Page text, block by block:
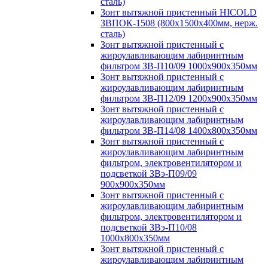
Зонт вытяжной пристенный HICOLD
ЗВПОК-1508 (800х1500х400мм, нерж.
сталь)
Зонт вытяжной пристенный с
жироулавливающим лабиринтным
фильтром ЗВ-П10/09 1000х900х350мм
Зонт вытяжной пристенный с
жироулавливающим лабиринтным
фильтром ЗВ-П12/09 1200х900х350мм
Зонт вытяжной пристенный с
жироулавливающим лабиринтным
фильтром ЗВ-П14/08 1400х800х350мм
Зонт вытяжной пристенный с
жироулавливающим лабиринтным
фильтром, электровентилятором и
подсветкой ЗВэ-П09/09
900х900х350мм
Зонт вытяжной пристенный с
жироулавливающим лабиринтным
фильтром, электровентилятором и
подсветкой ЗВэ-П10/08
1000х800х350мм
Зонт вытяжной пристенный с
жироулавливающим лабиринтным